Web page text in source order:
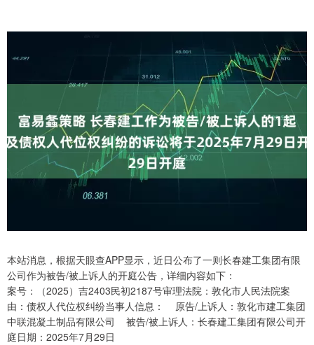
本站消息，根据天眼查APP显示，近日公布了一则长春建工集团有限
公司作为被告/被上诉人的开庭公告，详细内容如下：
案号：（2025）吉2403民初2187号审理法院：敦化市人民法院案
由：债权人代位权纠纷当事人信息： 原告/上诉人：敦化市建工集团
中联混凝土制品有限公司 被告/被上诉人：长春建工集团有限公司开
庭日期：2025年7月29日